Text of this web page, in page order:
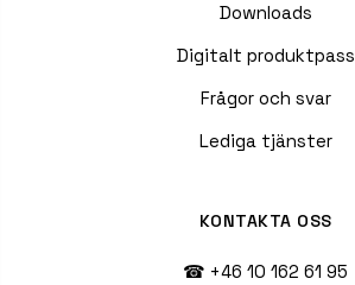
Downloads
Digitalt produktpass
Frågor och svar
Lediga tjänster
KONTAKTA OSS
☎ +46 10 162 61 95